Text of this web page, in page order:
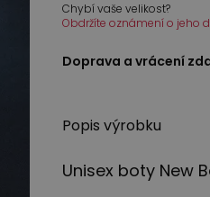
Chybí vaše velikost?
Obdržíte oznámení o jeho
Doprava a vrácení
Popis výrobku
Unisex boty New